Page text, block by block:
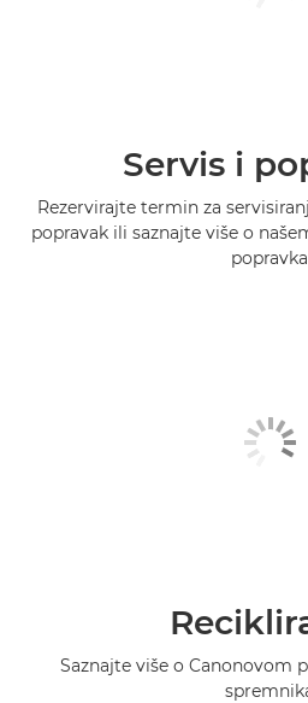
Servis i
Rezervirajte termin za
popravak ili saznajte više o
popravka
Saznajte više o Canonovom